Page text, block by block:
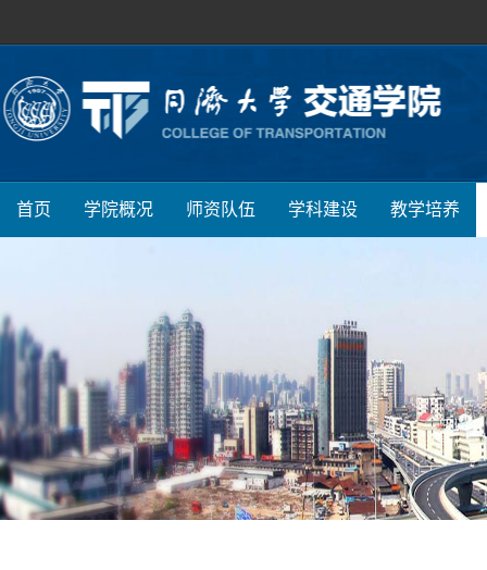
首页 学院概况 师资队伍 学科建设 教学培养